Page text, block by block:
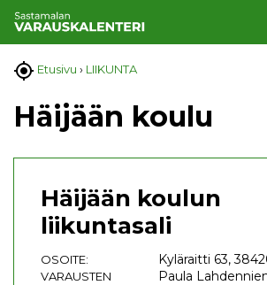
 Etusivu › LIIKUNTA
Häijään koulu
Häijään koulun
liikuntasali
OSOITE: Kyläraitti 63,
VARAUSTEN
Paula